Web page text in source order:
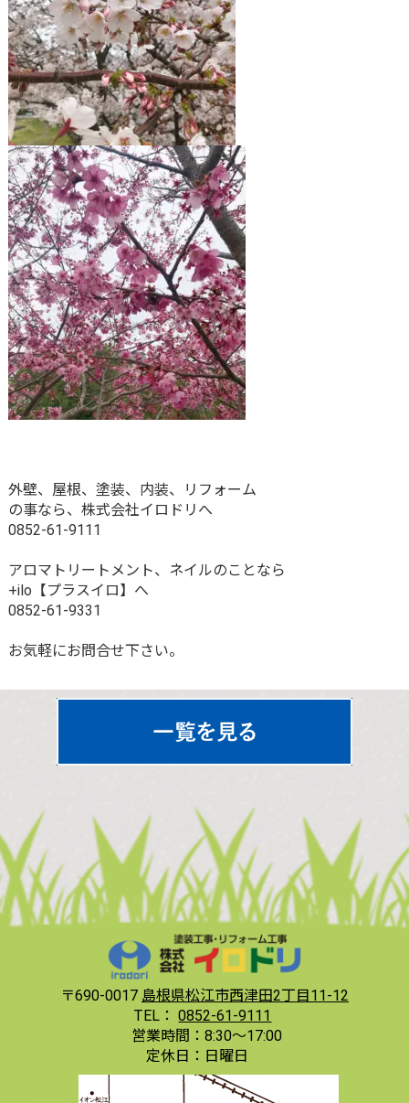
外壁、屋根、塗装、内装、リフォーム
の事なら、株式会社イロドリへ
0852-61-9111
アロマトリートメント、ネイルのことなら
+ilo【プラスイロ】へ
0852-61-9331
お気軽にお問合せ下さい。
〒690-0017 島根県松江市西津田2丁目11-12
TEL： 0852-61-9111
営業時間： 8:30〜17:00
定休日： 日曜日